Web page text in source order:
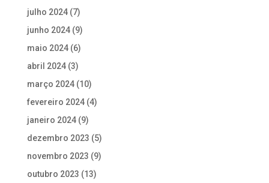
julho 2024(7)
junho 2024(9)
maio 2024(6)
abril 2024(3)
março 2024(10)
fevereiro 2024(4)
janeiro 2024(9)
dezembro 2023 (5)
novembro 2023 (9)
outubro 2023 (13)